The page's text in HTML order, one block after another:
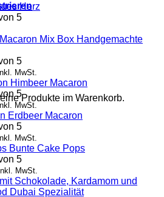
Produkte im Warenkorb.
Herz
5
Handgemachte
5
€
€
MwSt.
Himbeer Macaron
5
€
€
MwSt.
Erdbeer Macaron
5
€
€
MwSt.
Bunte Cake Pops
5
€
MwSt.